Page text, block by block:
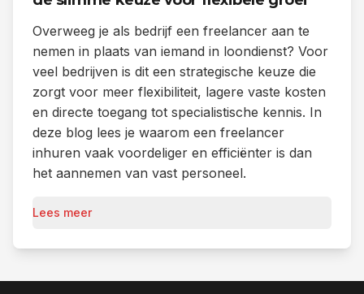
Overweeg je als bedrijf een freelancer aan te
nemen in plaats van iemand in loondienst? Voor
veel bedrijven is dit een strategische keuze die
zorgt voor meer flexibiliteit, lagere vaste kosten
en directe toegang tot specialistische kennis. In
deze blog lees je waarom een freelancer
inhuren vaak voordeliger en efficiënter is dan
het aannemen van vast personeel.
Lees meer